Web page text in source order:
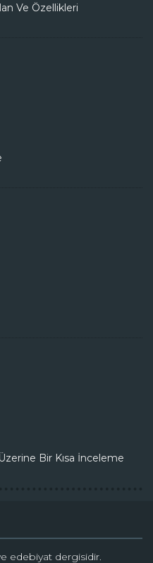
Ve Özellikleri
Bir Kısa İnceleme
edebiyat dergisidir.